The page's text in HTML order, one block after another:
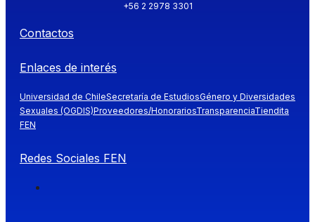
+56 2 2978 3301
Contactos
Enlaces de interés
Universidad de ChileSecretaría de EstudiosGénero y Diversidades
Sexuales (OGDIS)Proveedores/HonorariosTransparenciaTiendita
FEN
Redes Sociales FEN